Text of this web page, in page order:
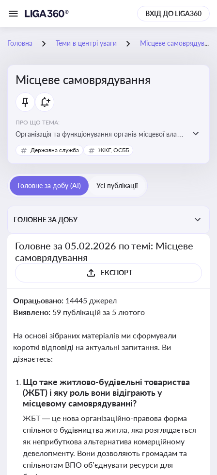
ВХІД ДО LIGA360
Головна Теми в центрі уваги Місцеве самоврядування
Місцеве самоврядування
ПРО ЩО ТЕМА:
Організація та функціонування органів місцевої влади,
які приймають рішення та здійснюють управлінські
функції на рівні місцевих громад (міст, сіл, селищ)
Державна служба ЖКГ, ОСББ
Головне за добу (AI) Усі публікації
ГОЛОВНЕ ЗА ДОБУ
Головне за 05.02.2026 по темі: Місцеве
самоврядування
ЕКСПОРТ
Опрацьовано: 14445 джерел
Виявлено: 59 публікацій за 5 лютого
На основі зібраних матеріалів ми сформували
короткі відповіді на актуальні запитання. Ви
дізнаєтесь:
Що таке житлово-будівельні товариства
(ЖБТ) і яку роль вони відіграють у
місцевому самоврядуванні?
ЖБТ — це нова організаційно-правова форма
спільного будівництва житла, яка розглядається
як неприбуткова альтернатива комерційному
девелопменту. Вони дозволяють громадам та
спільнотам ВПО об’єднувати ресурси для